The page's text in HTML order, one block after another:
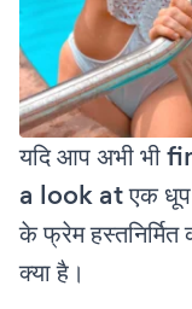
यदि आप अभी भी
a look at एक धूप
के फ्रेम
क्या है।